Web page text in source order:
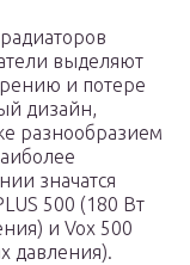
выделяют
и потере
дизайн,
разнообразием
значатся
500 (180 Вт
и Vox 500
давления).